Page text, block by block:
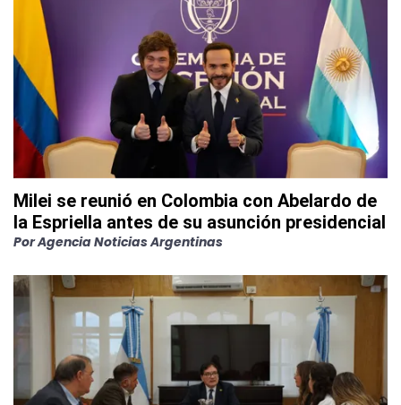
Milei se reunió en Colombia con Abelardo de
la Espriella antes de su asunción presidencial
PorAgencia Noticias Argentinas